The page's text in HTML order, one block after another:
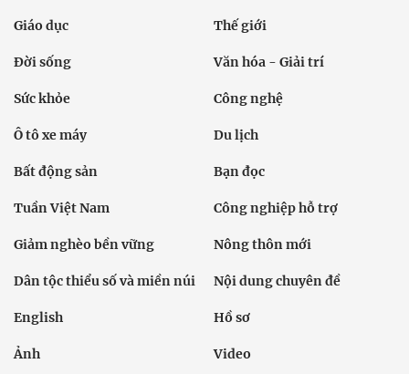
Giáo dục Thế giới
Đời sống Văn hóa - Giải trí
Sức khỏe Công nghệ
Ô tô xe máy Du lịch
Bất động sản Bạn đọc
Tuần Việt Nam Công nghiệp hỗ trợ
Giảm nghèo bền vững Nông thôn mới
Dân tộc thiểu số và miền núi Nội dung chuyên đề
English Hồ sơ
Ảnh Video